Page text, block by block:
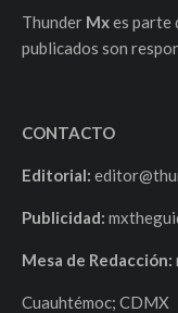
Thunder Mxes parte
publicados son
CONTACTO
Editorial:
Publicidad:
Mesa de Redacción:
Cuauhtémoc; CDMX